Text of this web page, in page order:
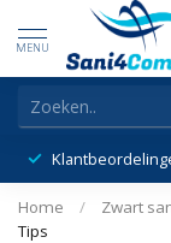
MENU
Home / Zwart
Tips